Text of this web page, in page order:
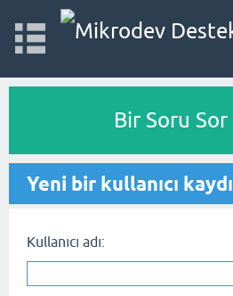
Bir Soru Sor
Yeni bir kullanıcı kaydı
Kullanıcı adı: